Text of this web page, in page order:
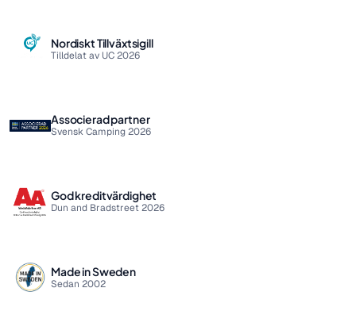
Nordiskt Tillväxtsigill
Tilldelat av UC 2026
Associerad partner
Svensk Camping 2026
God kreditvärdighet
Dun and Bradstreet 2026
Made in Sweden
Sedan 2002